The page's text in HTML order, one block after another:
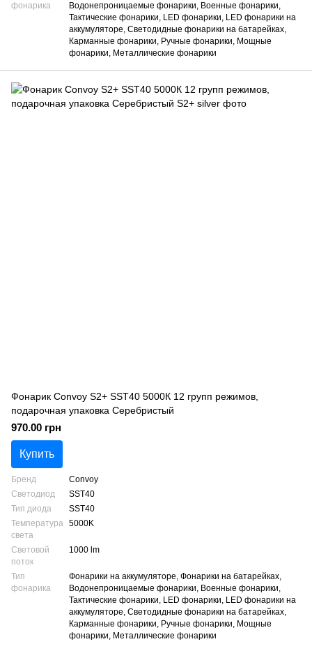
фонарика
Водонепроницаемые фонарики, Военные фонарики,
Тактические фонарики, LED фонарики, LED фонарики на
аккумуляторе, Светодидные фонарики на батарейках,
Карманные фонарики, Ручные фонарики, Мощные
фонарики, Металлические фонарики
Фонарик Convoy S2+ SST40 5000К 12 групп режимов,
подарочная упаковка Серебристый
970.00 грн
Купить
Бренд
Convoy
Светодиод
SST40
Тип диода
SST40
Температура
света
5000K
Световой
поток
1000 lm
Тип
фонарика
Фонарики на аккумуляторе, Фонарики на батарейках,
Водонепроницаемые фонарики, Военные фонарики,
Тактические фонарики, LED фонарики, LED фонарики на
аккумуляторе, Светодидные фонарики на батарейках,
Карманные фонарики, Ручные фонарики, Мощные
фонарики, Металлические фонарики